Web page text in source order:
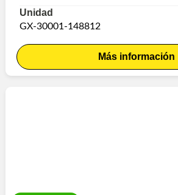
Unidad
GX-30001-148812
Más información